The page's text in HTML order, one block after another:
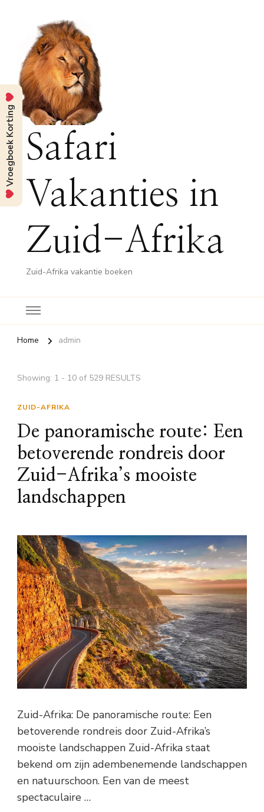
Safari
Vakanties in
Zuid-Afrika
Zuid-Afrika vakantie boeken
Home admin
Showing: 1 - 10 of 529 RESULTS
ZUID-AFRIKA
De panoramische route: Een
betoverende rondreis door
Zuid-Afrika’s mooiste
landschappen
Zuid-Afrika: De panoramische route: Een
betoverende rondreis door Zuid-Afrika’s
mooiste landschappen Zuid-Afrika staat
bekend om zijn adembenemende landschappen
en natuurschoon. Een van de meest
spectaculaire …
Vroegboek Korting